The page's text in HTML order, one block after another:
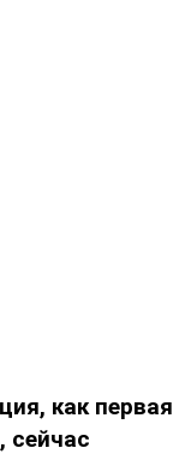
как первая
сейчас